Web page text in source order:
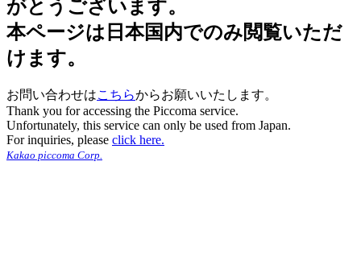
がとうございます。
本ページは日本国内でのみ閲覧いただ
けます。
お問い合わせはこちらからお願いいたします。
Thank you for accessing the Piccoma service.
Unfortunately, this service can only be used from Japan.
For inquiries, please click here.
Kakao piccoma Corp.